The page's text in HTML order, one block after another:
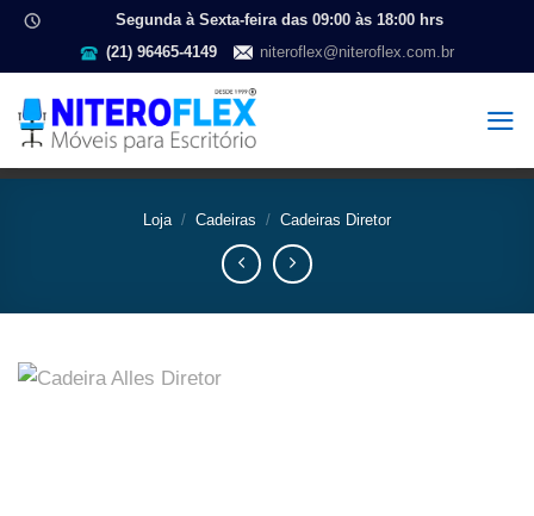
Segunda à Sexta-feira das 09:00 às 18:00 hrs
(21) 96465-4149
niteroflex@niteroflex.com.br
Loja / Cadeiras / Cadeiras Diretor